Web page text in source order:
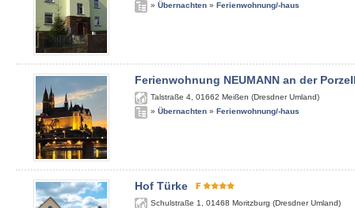
» Übernachten » Ferienwohnung/-haus
Ferienwohnung NEUMANN an der
Talstraße 4 01662 Meißen (Dresdner Umland)
» Übernachten » Ferienwohnung/-haus
Hof Türke
Schulstraße 1 01468 Moritzburg (Dresdner Umland)